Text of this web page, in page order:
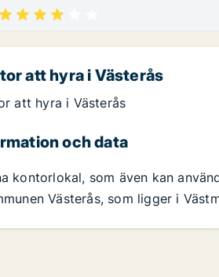
att hyra i Västerås
att hyra i Västerås
och data
kontorlokal, som även kan
Västerås, som ligger i